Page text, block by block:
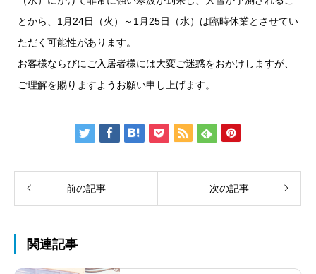
とから、1月24日（火）～1月25日（水）は臨時休業とさせてい
ただく可能性があります。
お客様ならびにご入居者様には大変ご迷惑をおかけしますが、
ご理解を賜りますようお願い申し上げます。
前の記事 次の記事
関連記事